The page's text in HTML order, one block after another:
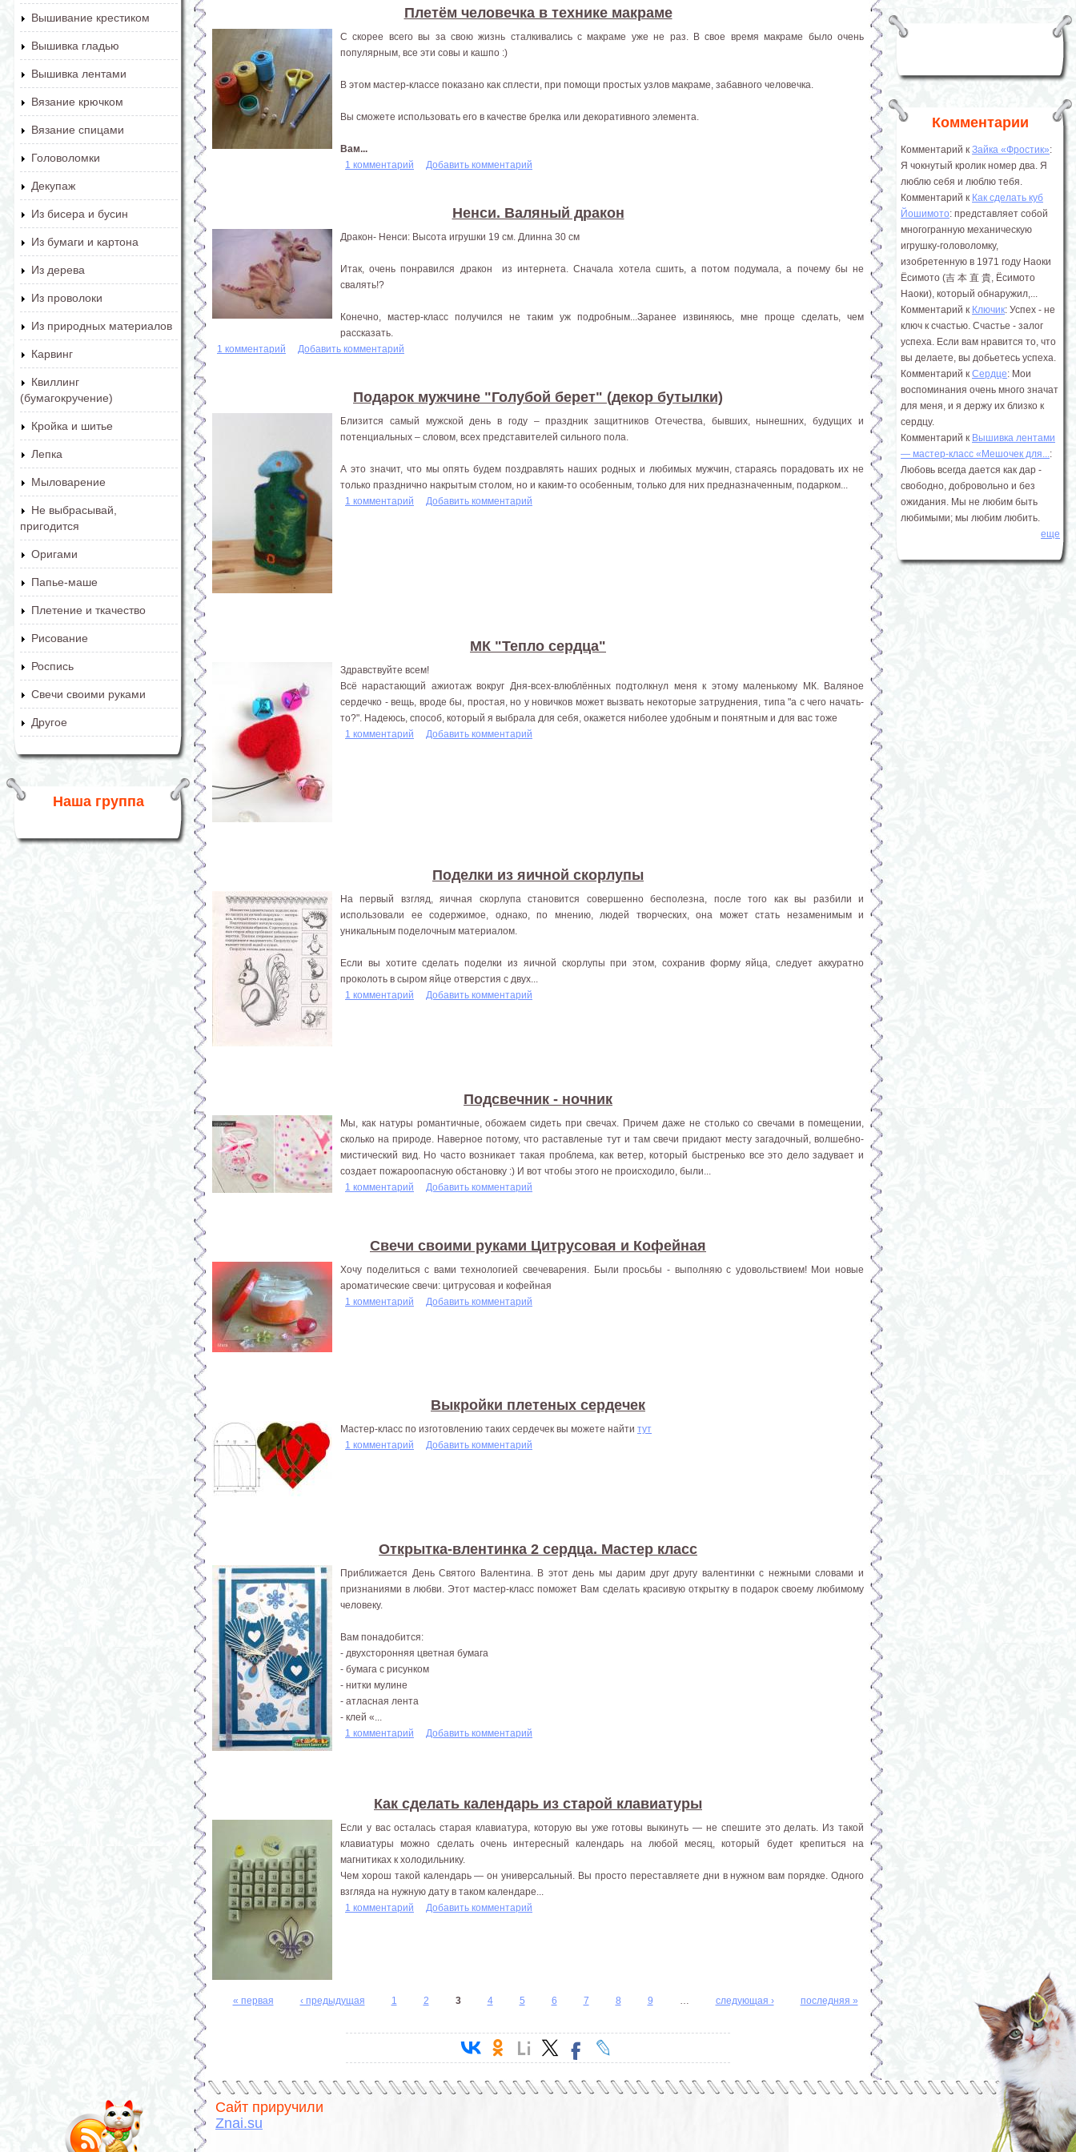
Вышивание крестиком
Вышивка гладью
Вышивка лентами
Вязание крючком
Вязание спицами
Головоломки
Декупаж
Из бисера и бусин
Из бумаги и картона
Из дерева
Из проволоки
Из природных материалов
Карвинг
Квиллинг
(бумагокручение)
Кройка и шитье
Лепка
Мыловарение
Не выбрасывай,
пригодится
Оригами
Папье-маше
Плетение и ткачество
Рисование
Роспись
Свечи своими руками
Другое
Наша группа
Плетём человечка в технике макраме
С скорее всего вы за свою жизнь сталкивались с макраме уже не раз. В свое время макраме было очень
популярным, все эти совы и кашпо :)
В этом мастер-классе показано как сплести, при помощи простых узлов макраме, забавного человечка.
Вы сможете использовать его в качестве брелка или декоративного элемента.
Вам...
1 комментарий
Добавить комментарий
Ненси. Валяный дракон
Дракон- Ненси: Высота игрушки 19 см. Длинна 30 см
Итак, очень понравился дракон из интернета. Сначала хотела сшить, а потом подумала, а почему бы не
свалять!?
Конечно, мастер-класс получился не таким уж подробным...Заранее извиняюсь, мне проще сделать, чем
рассказать.
1 комментарий
Добавить комментарий
Подарок мужчине "Голубой берет" (декор бутылки)
Близится самый мужской день в году – праздник защитников Отечества, бывших, нынешних, будущих и
потенциальных – словом, всех представителей сильного пола.
А это значит, что мы опять будем поздравлять наших родных и любимых мужчин, стараясь порадовать их не
только празднично накрытым столом, но и каким-то особенным, только для них предназначенным, подарком...
1 комментарий
Добавить комментарий
МК "Тепло сердца"
Здравствуйте всем!
Всё нарастающий ажиотаж вокруг Дня-всех-влюблённых подтолкнул меня к этому маленькому МК. Валяное
сердечко - вещь, вроде бы, простая, но у новичков может вызвать некоторые затруднения, типа "а с чего начать-
то?". Надеюсь, способ, который я выбрала для себя, окажется ниболее удобным и понятным и для вас тоже
1 комментарий
Добавить комментарий
Поделки из яичной скорлупы
На первый взгляд, яичная скорлупа становится совершенно бесполезна, после того как вы разбили и
использовали ее содержимое, однако, по мнению, людей творческих, она может стать незаменимым и
уникальным поделочным материалом.
Если вы хотите сделать поделки из яичной скорлупы при этом, сохранив форму яйца, следует аккуратно
проколоть в сыром яйце отверстия с двух...
1 комментарий
Добавить комментарий
Подсвечник - ночник
Мы, как натуры романтичные, обожаем сидеть при свечах. Причем даже не столько со свечами в помещении,
сколько на природе. Наверное потому, что раставленые тут и там свечи придают месту загадочный, волшебно-
мистический вид. Но часто возникает такая проблема, как ветер, который быстренько все это дело задувает и
создает пожароопасную обстановку :) И вот чтобы этого не происходило, были...
1 комментарий
Добавить комментарий
Свечи своими руками Цитрусовая и Кофейная
Хочу поделиться с вами технологией свечеварения. Были просьбы - выполняю с удовольствием! Мои новые
ароматические свечи: цитрусовая и кофейная
1 комментарий
Добавить комментарий
Выкройки плетеных сердечек
Мастер-класс по изготовлению таких сердечек вы можете найти тут
1 комментарий
Добавить комментарий
Открытка-влентинка 2 сердца. Мастер класс
Приближается День Святого Валентина. В этот день мы дарим друг другу валентинки с нежными словами и
признаниями в любви. Этот мастер-класс поможет Вам сделать красивую открытку в подарок своему любимому
человеку.
Вам понадобится:
- двухсторонняя цветная бумага
- бумага с рисунком
- нитки мулине
- атласная лента
- клей «...
1 комментарий
Добавить комментарий
Как сделать календарь из старой клавиатуры
Если у вас осталась старая клавиатура, которую вы уже готовы выкинуть — не спешите это делать. Из такой
клавиатуры можно сделать очень интересный календарь на любой месяц, который будет крепиться на
магнитиках к холодильнику.
Чем хорош такой календарь — он универсальный. Вы просто переставляете дни в нужном вам порядке. Одного
взгляда на нужную дату в таком календаре...
1 комментарий
Добавить комментарий
« первая ‹ предыдущая 1 2 3 4 5 6 7 8 9 следующая › последняя »
Комментарии
Комментарий к Зайка «Фростик»:
Я чокнутый кролик номер два. Я
люблю себя и люблю тебя.
Комментарий к Как сделать куб
Йошимото: представляет собой
многогранную механическую
игрушку-головоломку,
изобретенную в 1971 году Наоки
Ёсимото (吉 本 直 貴, Ёсимото
Наоки), который обнаружил,...
Комментарий к Ключик: Успех - не
ключ к счастью. Счастье - залог
успеха. Если вам нравится то, что
вы делаете, вы добьетесь успеха.
Комментарий к Сердце: Мои
воспоминания очень много значат
для меня, и я держу их близко к
сердцу.
Комментарий к Вышивка лентами
― мастер-класс «Мешочек для...:
Любовь всегда дается как дар -
свободно, добровольно и без
ожидания. Мы не любим быть
любимыми; мы любим любить.
еще
Сайт приручили
Znai.su